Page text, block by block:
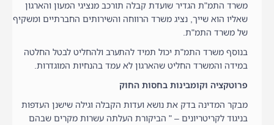
משרד התמ"ת הגדיר שועדת קבלה תורכב מנציגי המעון והארגון
שאליו הוא שייך, נציג משרד הרווחה והשירותים החברתיים ומשקיף
של משרד התמ"ת.
בנוסף משרד התמ"ת יכול תמיד להתערב ולהחליט לבטל החלטה
במידה והמשרד החליט שהארגון לא עמד בהנחיות המוגדרות.
פרוטקציה וקומבינות בחסות החוק
מבקר המדינה בדק את נושא ועדות הקבלה וגילה שישנן העדפות
בניגוד לקריטריונים – " הביקורת העלתה עשרות מקרים שבהם